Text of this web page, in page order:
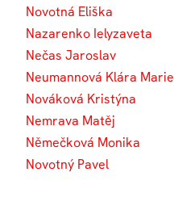
Novotná Eliška
Nazarenko Ielyzaveta
Nečas Jaroslav
Neumannová Klára Marie
Nováková Kristýna
Nemrava Matěj
Němečková Monika
Novotný Pavel